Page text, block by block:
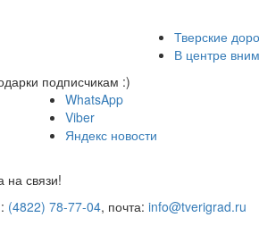
Тверские
В центре
подписчикам :)
WhatsApp
Viber
Яндекс новости
на связи!
(4822) 78-77-04, почта: info@tverigrad.ru